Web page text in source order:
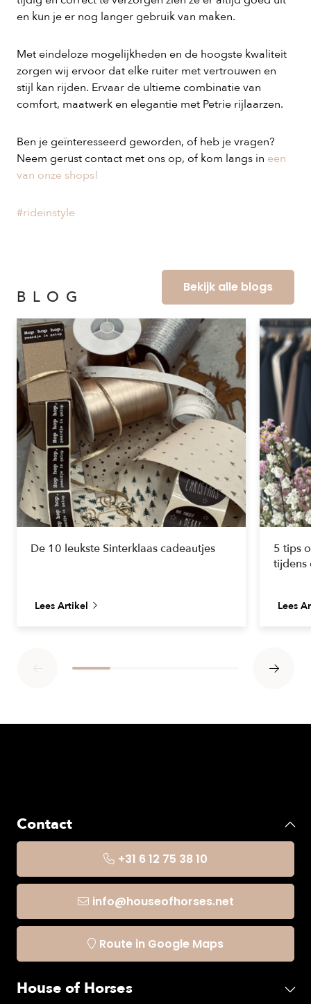
en kun je er nog langer gebruik van maken.
Met eindeloze mogelijkheden en de hoogste kwaliteit
zorgen wij ervoor dat elke ruiter met vertrouwen en
stijl kan rijden. Ervaar de ultieme combinatie van
comfort, maatwerk en elegantie met Petrie rijlaarzen.
Ben je geïnteresseerd geworden, of heb je vragen?
Neem gerust contact met ons op, of kom langs in een
van onze shops!
#rideinstyle
BLOG
Bekijk alle blogs
De 10 leukste Sinterklaas cadeautjes
Lees Artikel
5 tips
tijdens
Lees
Contact
+31 6 12 75 38 10
info@houseofhorses.net
Route in Google Maps
House of Horses